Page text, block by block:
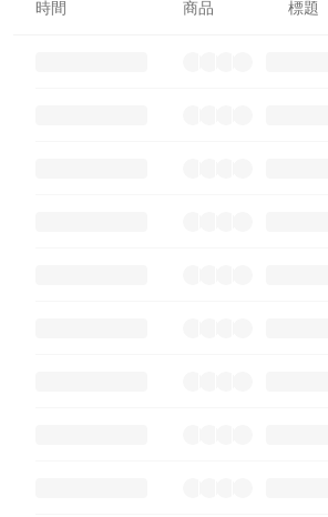
時間 商品 標題